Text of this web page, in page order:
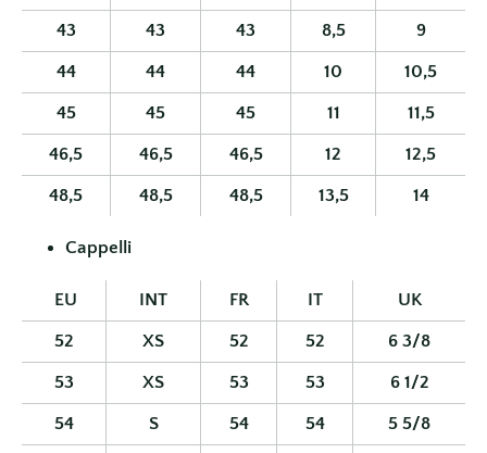
43 43 43 8,5 9
44 44 44 10 10,5
45 45 45 11 11,5
46,5 46,5 46,5 12 12,5
48,5 48,5 48,5 13,5 14
Cappelli
EU INT FR IT UK
52 XS 52 52 6 3/8
53 XS 53 53 6 1/2
54 S 54 54 5 5/8